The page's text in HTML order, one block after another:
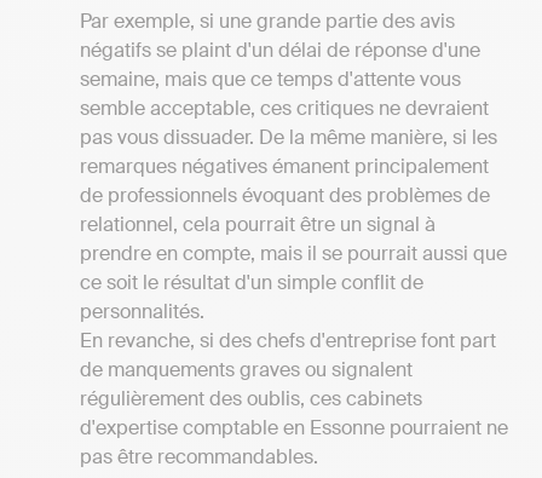
Par exemple, si une grande partie des avis
négatifs se plaint d'un délai de réponse d'une
semaine, mais que ce temps d'attente vous
semble acceptable, ces critiques ne devraient
pas vous dissuader. De la même manière, si les
remarques négatives émanent principalement
de professionnels évoquant des problèmes de
relationnel, cela pourrait être un signal à
prendre en compte, mais il se pourrait aussi que
ce soit le résultat d'un simple conflit de
personnalités.
En revanche, si des chefs d'entreprise font part
de manquements graves ou signalent
régulièrement des oublis, ces cabinets
d'expertise comptable en Essonne pourraient ne
pas être recommandables.